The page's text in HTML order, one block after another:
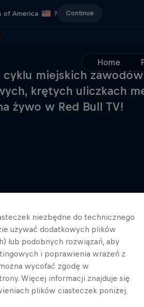
of America ? Continue
Home
miejskich
krętych uliczkach
żywo w Red Bull TV!
niezbędne do technicznego
używać dodatkowych plików
lub podobnych rozwiązań, aby
i poprawienia wrażeń z
wycofać zgodę w
Więcej informacji znajduje się
plików ciasteczek poniżej.